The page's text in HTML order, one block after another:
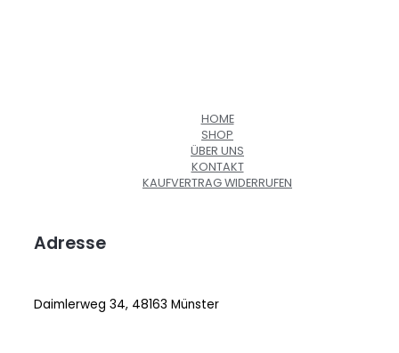
HOME
SHOP
ÜBER UNS
KONTAKT
KAUFVERTRAG WIDERRUFEN
Adresse
Daimlerweg 34, 48163 Münster